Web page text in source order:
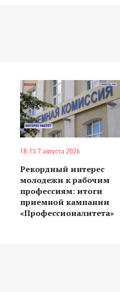
18:13 7 августа 2026
Рекордный интерес
молодежи к рабочим
профессиям: итоги
приемной кампании
«Профессионалитета»